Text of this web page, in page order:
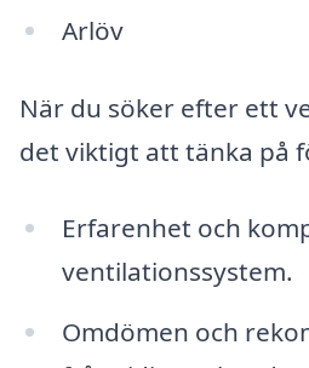
Arlöv
När du söker efter ett
det viktigt att tänka på
Erfarenhet och
ventilationssystem.
Omdömen och